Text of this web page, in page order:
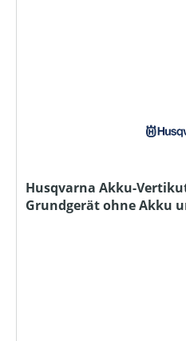
Husqvarna Akku-
Grundgerät ohne Akku